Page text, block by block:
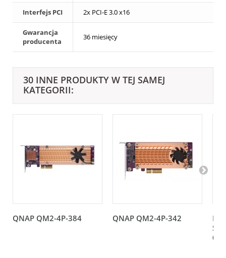
Interfejs PCI 2x PCI-E 3.0 x16
Gwarancja
producenta
36 miesięcy
30 INNE PRODUKTY W TEJ SAMEJ
KATEGORII:
QNAP QM2-4P-384 QNAP QM2-4P-342